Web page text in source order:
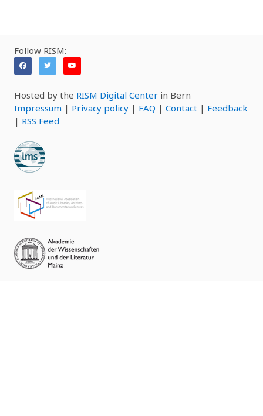
Follow RISM:
Hosted by the RISM Digital Center in Bern
Impressum | Privacy policy | FAQ | Contact | Feedback
| RSS Feed